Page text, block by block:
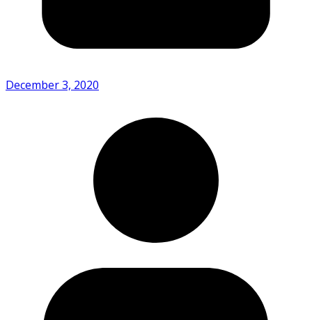
December 3, 2020